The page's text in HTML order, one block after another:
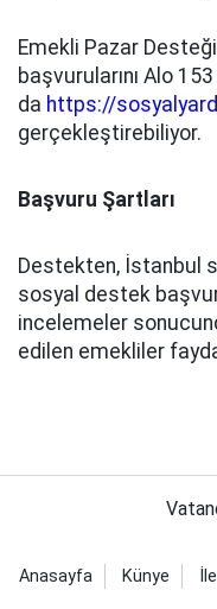
Emekli Pazar
başvurularını Alo
da https://
gerçekleştirebiliyor.
Başvuru Şartları
Destekten, İstanbul
sosyal destek
incelemeler
edilen emekliler
Anasayfa Künye